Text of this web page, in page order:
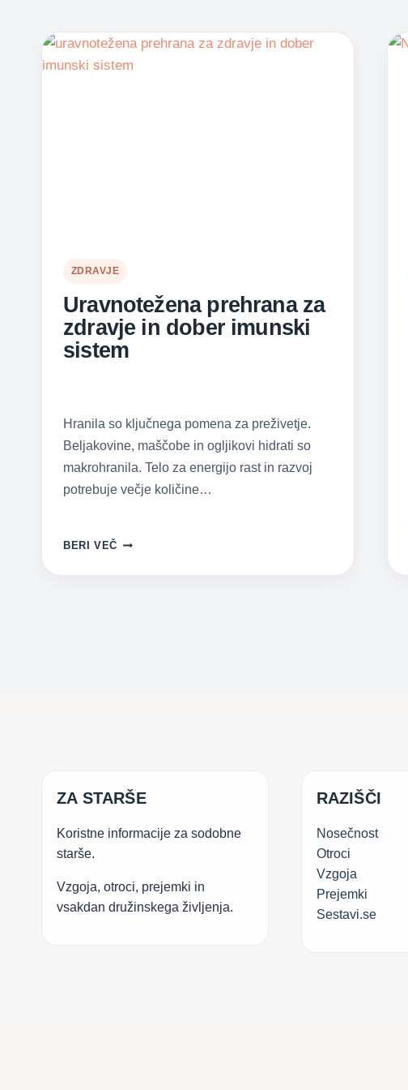
ZDRAVJE
Uravnotežena prehrana za
zdravje in dober imunski
sistem
Hranila so ključnega pomena za preživetje.
Beljakovine, maščobe in ogljikovi hidrati so
makrohranila. Telo za energijo rast in razvoj
potrebuje večje količine…
BERI VEČ URAVNOTEŽENA
ZA
ZA STARŠE
Koristne informacije za sodobne
starše.
Vzgoja, otroci, prejemki in
vsakdan družinskega življenja.
RAZIŠČI
Nosečnost
Otroci
Vzgoja
Prejemki
Sestavi.se